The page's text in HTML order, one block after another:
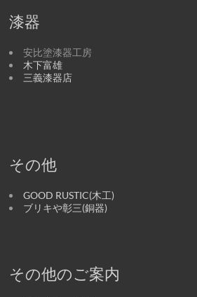
漆器
安比塗漆器工房
木下富雄
三義漆器店
その他
GOOD RUSTIC(木工)
ブリキや彰三(銅器)
その他のご案内